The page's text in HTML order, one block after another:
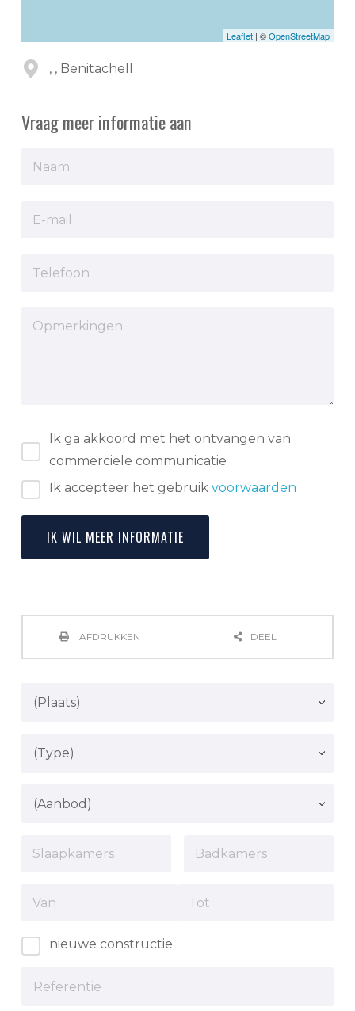
Leaflet | ©OpenStreetMap
, , Benitachell
Vraag meer informatie aan
Ik ga akkoord met het ontvangen van
commerciële communicatie
Ik accepteer het gebruik voorwaarden
AFDRUKKEN DEEL
nieuwe constructie